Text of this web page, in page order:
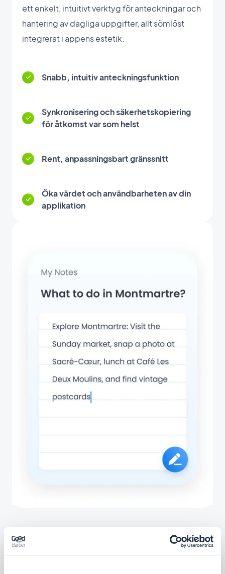
ett enkelt, intuitivt verktyg för anteckningar och
hantering av dagliga uppgifter, allt sömlöst
integrerat i appens estetik.
Snabb, intuitiv anteckningsfunktion
Synkronisering och säkerhetskopiering
för åtkomst var som helst
Rent, anpassningsbart gränssnitt
Öka värdet och användbarheten av din
applikation